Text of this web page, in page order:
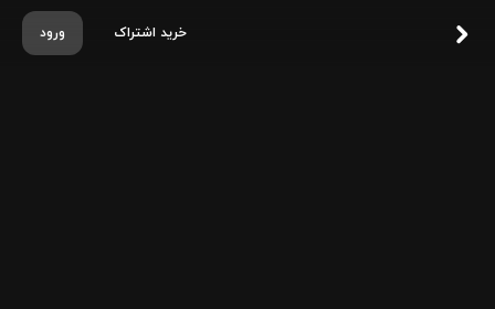
ورود خرید اشتراک